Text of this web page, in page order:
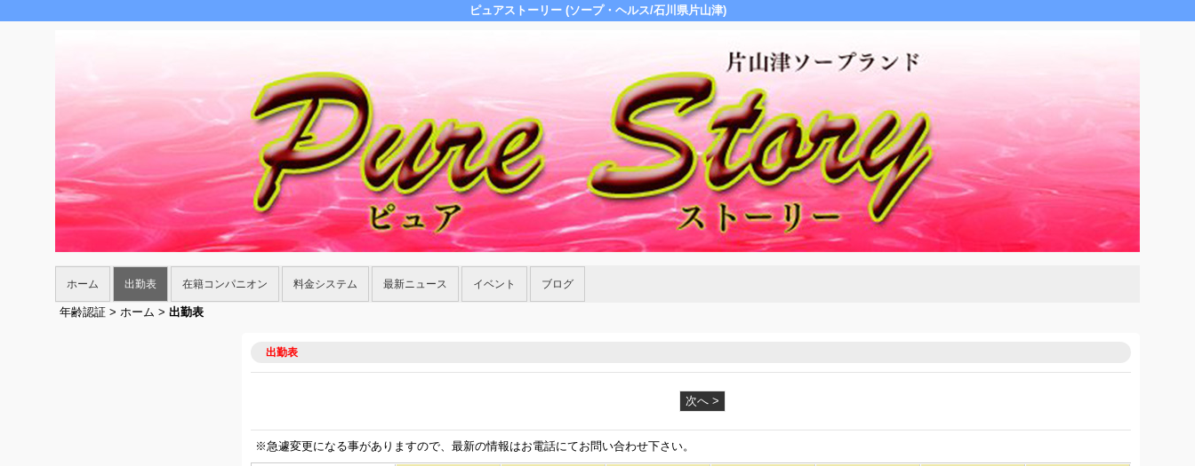
ピュアストーリー (ソープ・ヘルス/石川県片山津)
ホーム 出勤表 在籍コンパニオン 料金システム 最新ニュース イベント ブログ
年齢認証 > ホーム > 出勤表
出勤表
次へ >
※急遽変更になる事がありますので、最新の情報はお電話にてお問い合わせ下さい。